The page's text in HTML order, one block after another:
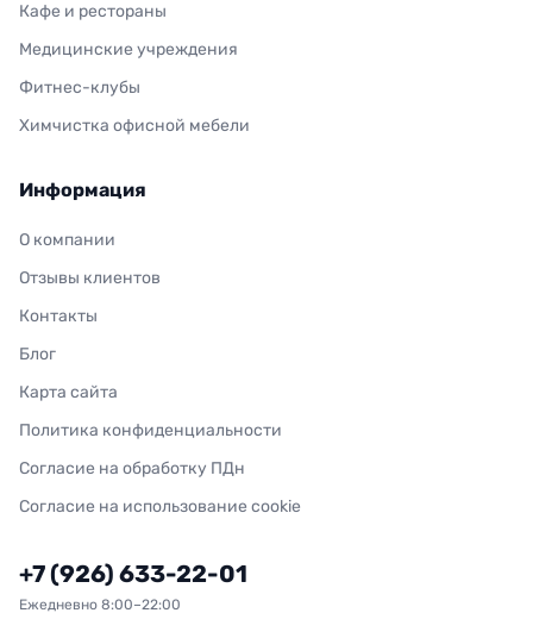
Кафе и рестораны
Медицинские учреждения
Фитнес-клубы
Химчистка офисной мебели
Информация
О компании
Отзывы клиентов
Контакты
Блог
Карта сайта
Политика конфиденциальности
Согласие на обработку ПДн
Согласие на использование cookie
+7 (926) 633-22-01
Ежедневно 8:00–22:00